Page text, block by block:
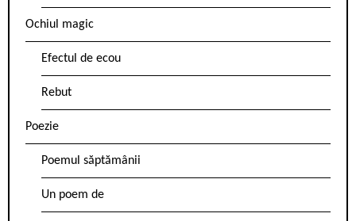
Ochiul magic
Efectul de ecou
Rebut
Poezie
Poemul săptămânii
Un poem de